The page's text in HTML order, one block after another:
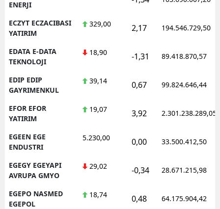
ENERJI
ECZYT ECZACIBASI
YATIRIM
329,00 2,17 194.546.729,50
EDATA E-DATA
TEKNOLOJI
18,90 -1,31 89.418.870,57
EDIP EDIP
GAYRIMENKUL
39,14 0,67 99.824.646,44
EFOR EFOR
YATIRIM
19,07 3,92 2.301.238.289,05
EGEEN EGE
ENDUSTRI
5.230,00 0,00 33.500.412,50
EGEGY EGEYAPI
AVRUPA GMYO
29,02 -0,34 28.671.215,98
EGEPO NASMED
EGEPOL
18,74 0,48 64.175.904,42